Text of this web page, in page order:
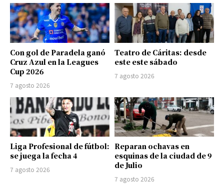
Con gol de Paradela ganó
Cruz Azul en la Leagues
Cup 2026
7 agosto 2026
Teatro de Cáritas: desde
este este sábado
7 agosto 2026
Liga Profesional de fútbol:
se juega la fecha 4
7 agosto 2026
Reparan ochavas en
esquinas de la ciudad de 9
de Julio
7 agosto 2026